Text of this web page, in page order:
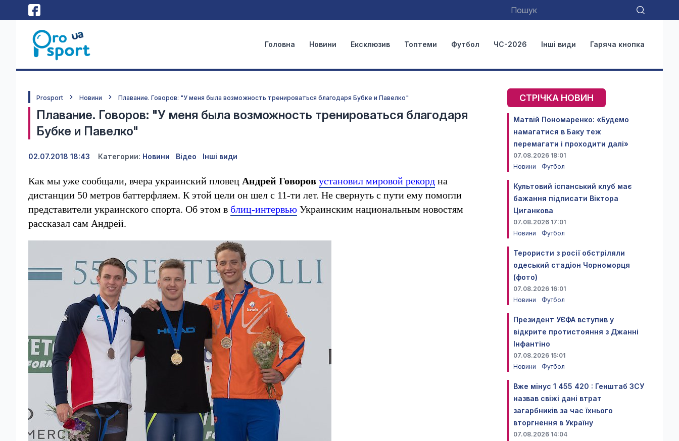
Головна Новини Ексклюзив Топтеми Футбол ЧС-2026 Інші види Гаряча кнопка
Prosport Новини Плавание. Говоров: "У меня была возможность тренироваться благодаря Бубке и Павелко"
Плавание. Говоров: "У меня была возможность тренироваться благодаря
Бубке и Павелко"
02.07.2018 18:43 Категории: Новини Відео Інші види
Как мы уже сообщали, вчера украинский пловец Андрей Говоров установил мировой рекорд на
дистанции 50 метров баттерфляем. К этой цели он шел с 11-ти лет. Не свернуть с пути ему помогли
представители украинского спорта. Об этом в блиц-интервью Украинским национальным новостям
рассказал сам Андрей.
СТРІЧКА НОВИН
Матвій Пономаренко: «Будемо
намагатися в Баку теж
перемагати і проходити далі»
07.08.2026 18:01
Новини
Футбол
Культовий іспанський клуб має
бажання підписати Віктора
Циганкова
07.08.2026 17:01
Новини
Футбол
Терористи з росії обстріляли
одеський стадіон Чорноморця
(фото)
07.08.2026 16:01
Новини
Футбол
Президент УЄФА вступив у
відкрите протистояння з Джанні
Інфантіно
07.08.2026 15:01
Новини
Футбол
Вже мінус 1 455 420 : Генштаб ЗСУ
назвав свіжі дані втрат
загарбників за час їхнього
вторгнення в Україну
07.08.2026 14:04